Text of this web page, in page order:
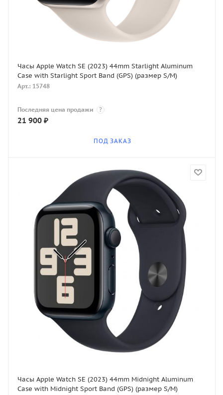
Часы Apple Watch SE (2023) 44mm Starlight Aluminum
Case with Starlight Sport Band (GPS) (размер S/M)
Арт.: 15748
Последняя цена продажи ?
21 900 ₽
ПОД ЗАКАЗ
Часы Apple Watch SE (2023) 44mm Midnight Aluminum
Case with Midnight Sport Band (GPS) (размер S/M)